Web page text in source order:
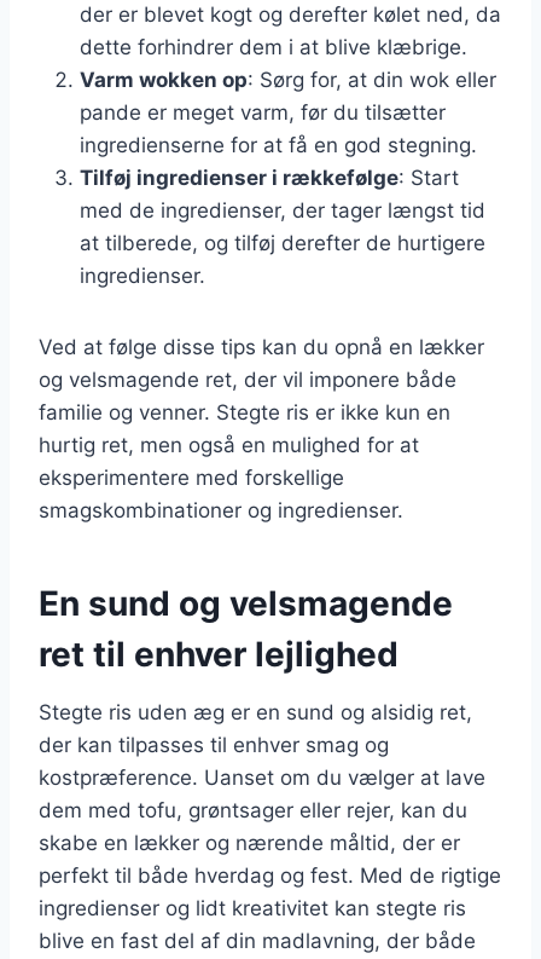
der er blevet kogt og derefter kølet ned, da
dette forhindrer dem i at blive klæbrige.
Varm wokken op: Sørg for, at din wok eller
pande er meget varm, før du tilsætter
ingredienserne for at få en god stegning.
Tilføj ingredienser i rækkefølge: Start
med de ingredienser, der tager længst tid
at tilberede, og tilføj derefter de hurtigere
ingredienser.
Ved at følge disse tips kan du opnå en lækker
og velsmagende ret, der vil imponere både
familie og venner. Stegte ris er ikke kun en
hurtig ret, men også en mulighed for at
eksperimentere med forskellige
smagskombinationer og ingredienser.
En sund og velsmagende
ret til enhver lejlighed
Stegte ris uden æg er en sund og alsidig ret,
der kan tilpasses til enhver smag og
kostpræference. Uanset om du vælger at lave
dem med tofu, grøntsager eller rejer, kan du
skabe en lækker og nærende måltid, der er
perfekt til både hverdag og fest. Med de rigtige
ingredienser og lidt kreativitet kan stegte ris
blive en fast del af din madlavning, der både